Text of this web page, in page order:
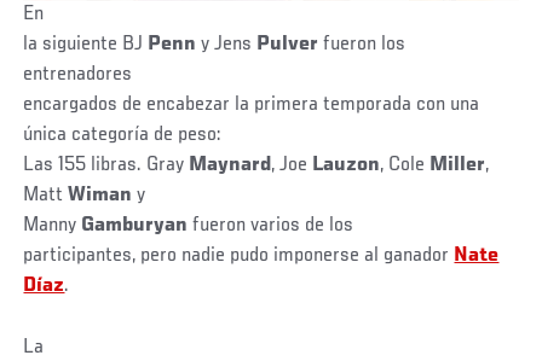
En
la siguiente BJ Penn y Jens Pulver fueron los
entrenadores
encargados de encabezar la primera temporada con una
única categoría de peso:
Las 155 libras. Gray Maynard, Joe Lauzon, Cole Miller,
MattWiman y
Manny Gamburyan fueron varios de los
participantes, pero nadie pudo imponerse al ganador Nate
Díaz.
La